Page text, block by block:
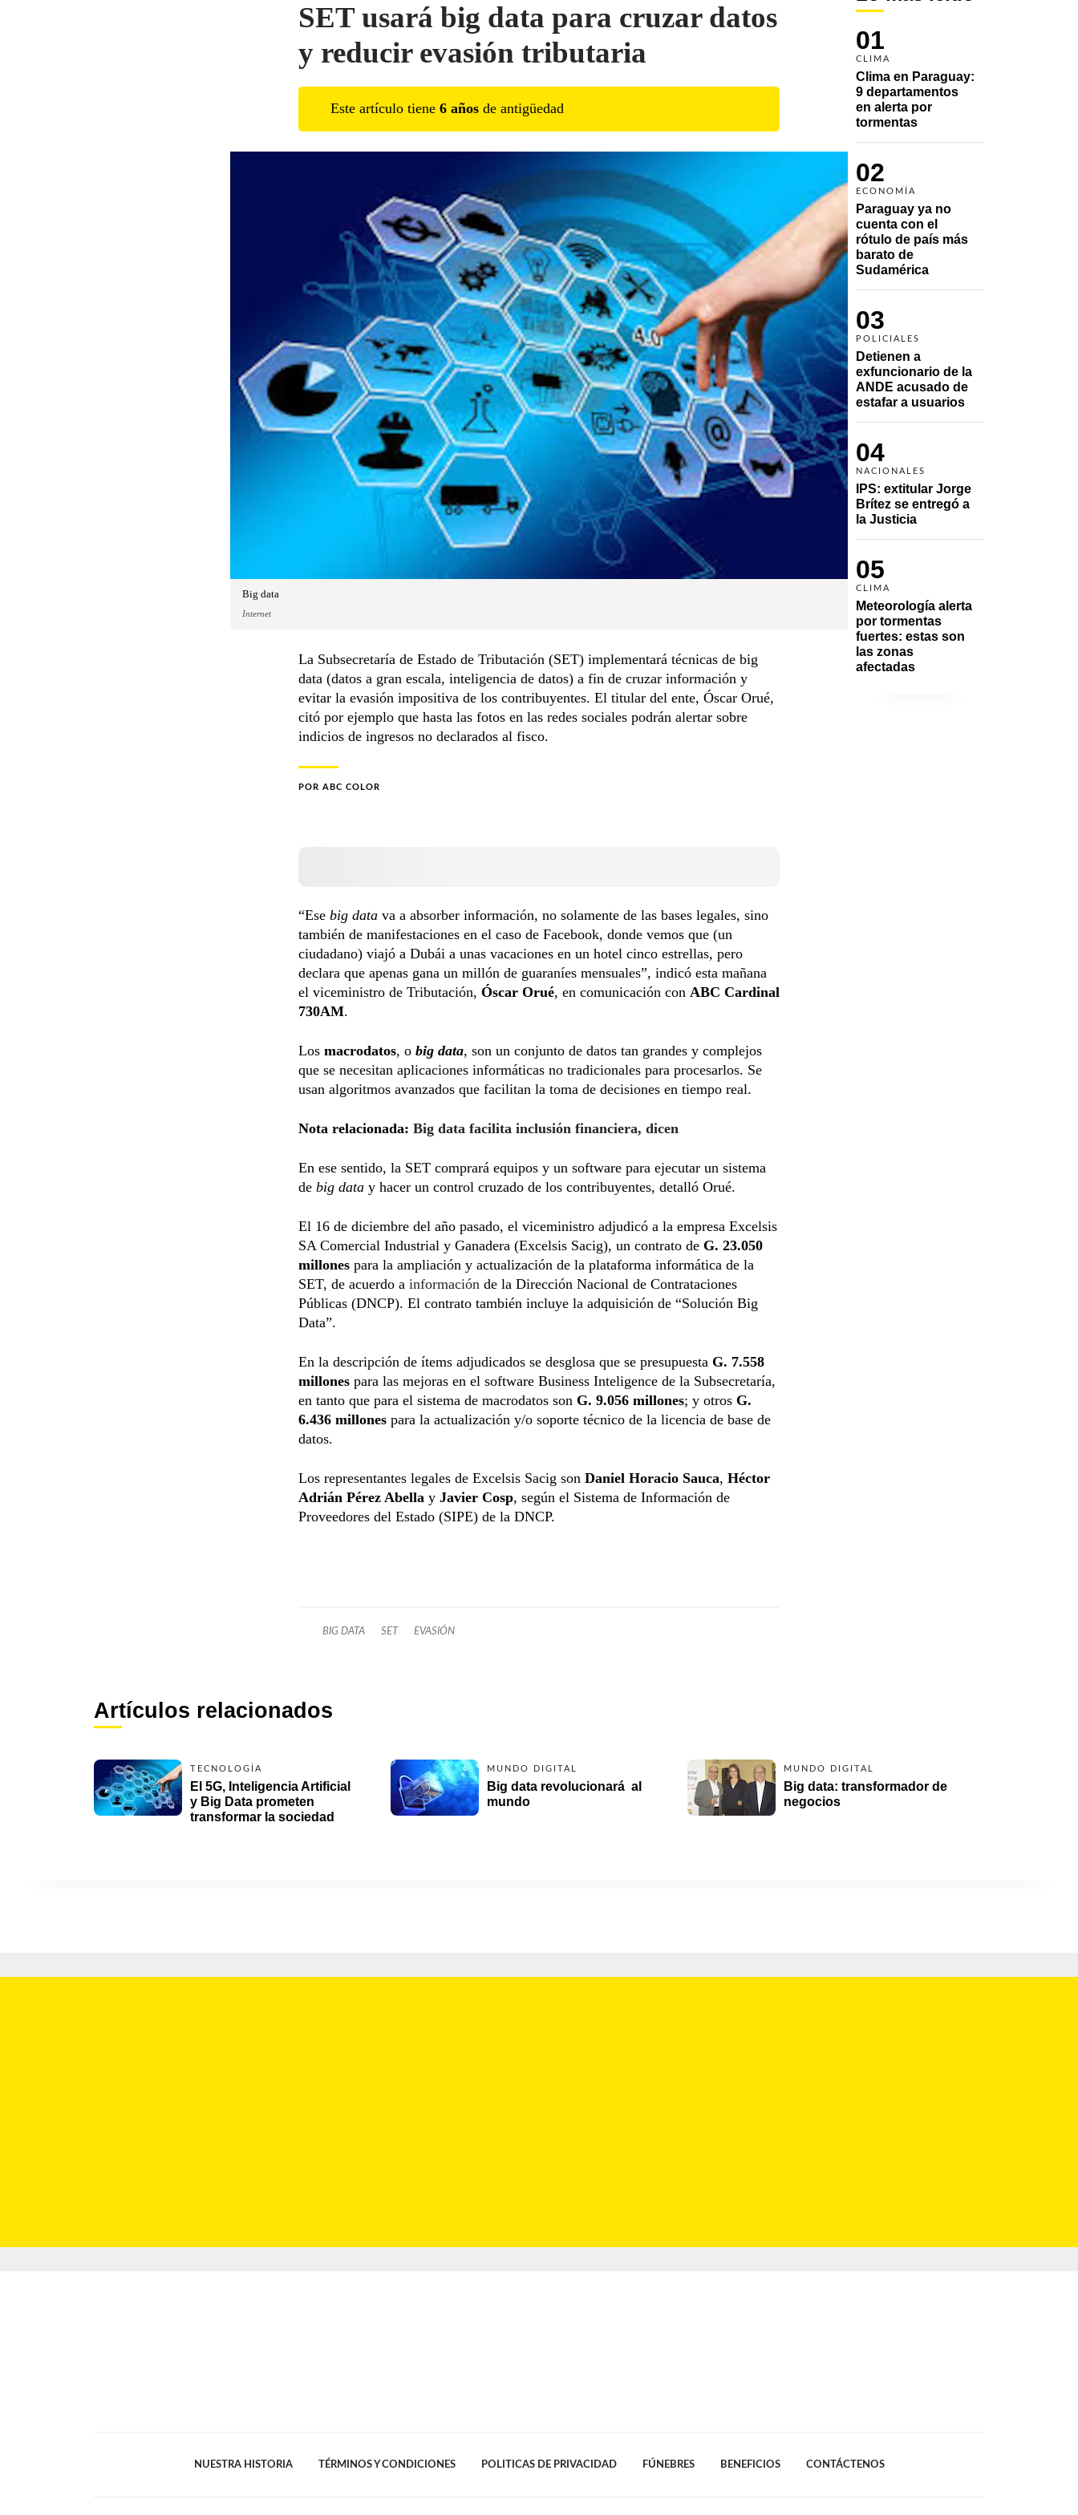
01
CLIMA
Clima en Paraguay:
9 departamentos
en alerta por
tormentas
02
ECONOMÍA
Paraguay ya no
cuenta con el
rótulo de país más
barato de
Sudamérica
03
POLICIALES
Detienen a
exfuncionario de la
ANDE acusado de
estafar a usuarios
04
NACIONALES
IPS: extitular Jorge
Brítez se entregó a
la Justicia
05
CLIMA
Meteorología alerta
por tormentas
fuertes: estas son
las zonas
afectadas
SET usará big data para cruzar datos
y reducir evasión tributaria
Este artículo tiene 6 años de antigüedad
Big data
Internet
La Subsecretaría de Estado de Tributación (SET) implementará técnicas de big
data (datos a gran escala, inteligencia de datos) a fin de cruzar información y
evitar la evasión impositiva de los contribuyentes. El titular del ente, Óscar Orué,
citó por ejemplo que hasta las fotos en las redes sociales podrán alertar sobre
indicios de ingresos no declarados al fisco.
POR ABC COLOR
“Ese big data va a absorber información, no solamente de las bases legales, sino
también de manifestaciones en el caso de Facebook, donde vemos que (un
ciudadano) viajó a Dubái a unas vacaciones en un hotel cinco estrellas, pero
declara que apenas gana un millón de guaraníes mensuales”, indicó esta mañana
el viceministro de Tributación, Óscar Orué, en comunicación con ABC Cardinal
730AM.
Los macrodatos, o big data, son un conjunto de datos tan grandes y complejos
que se necesitan aplicaciones informáticas no tradicionales para procesarlos. Se
usan algoritmos avanzados que facilitan la toma de decisiones en tiempo real.
Nota relacionada: Big data facilita inclusión financiera, dicen
En ese sentido, la SET comprará equipos y un software para ejecutar un sistema
de big data y hacer un control cruzado de los contribuyentes, detalló Orué.
El 16 de diciembre del año pasado, el viceministro adjudicó a la empresa Excelsis
SA Comercial Industrial y Ganadera (Excelsis Sacig), un contrato de G. 23.050
millones para la ampliación y actualización de la plataforma informática de la
SET, de acuerdo a información de la Dirección Nacional de Contrataciones
Públicas (DNCP). El contrato también incluye la adquisición de “Solución Big
Data”.
En la descripción de ítems adjudicados se desglosa que se presupuesta G. 7.558
millones para las mejoras en el software Business Inteligence de la Subsecretaría,
en tanto que para el sistema de macrodatos son G. 9.056 millones; y otros G.
6.436 millones para la actualización y/o soporte técnico de la licencia de base de
datos.
Los representantes legales de Excelsis Sacig son Daniel Horacio Sauca, Héctor
Adrián Pérez Abella y Javier Cosp, según el Sistema de Información de
Proveedores del Estado (SIPE) de la DNCP.
BIG DATA SET EVASIÓN
Artículos relacionados
TECNOLOGÍA
El 5G, Inteligencia Artificial
y Big Data prometen
transformar la sociedad
MUNDO DIGITAL
Big data revolucionará  al
mundo
MUNDO DIGITAL
Big data: transformador de
negocios
NUESTRA HISTORIA TÉRMINOS Y CONDICIONES POLITICAS DE PRIVACIDAD FÚNEBRES BENEFICIOS CONTÁCTENOS